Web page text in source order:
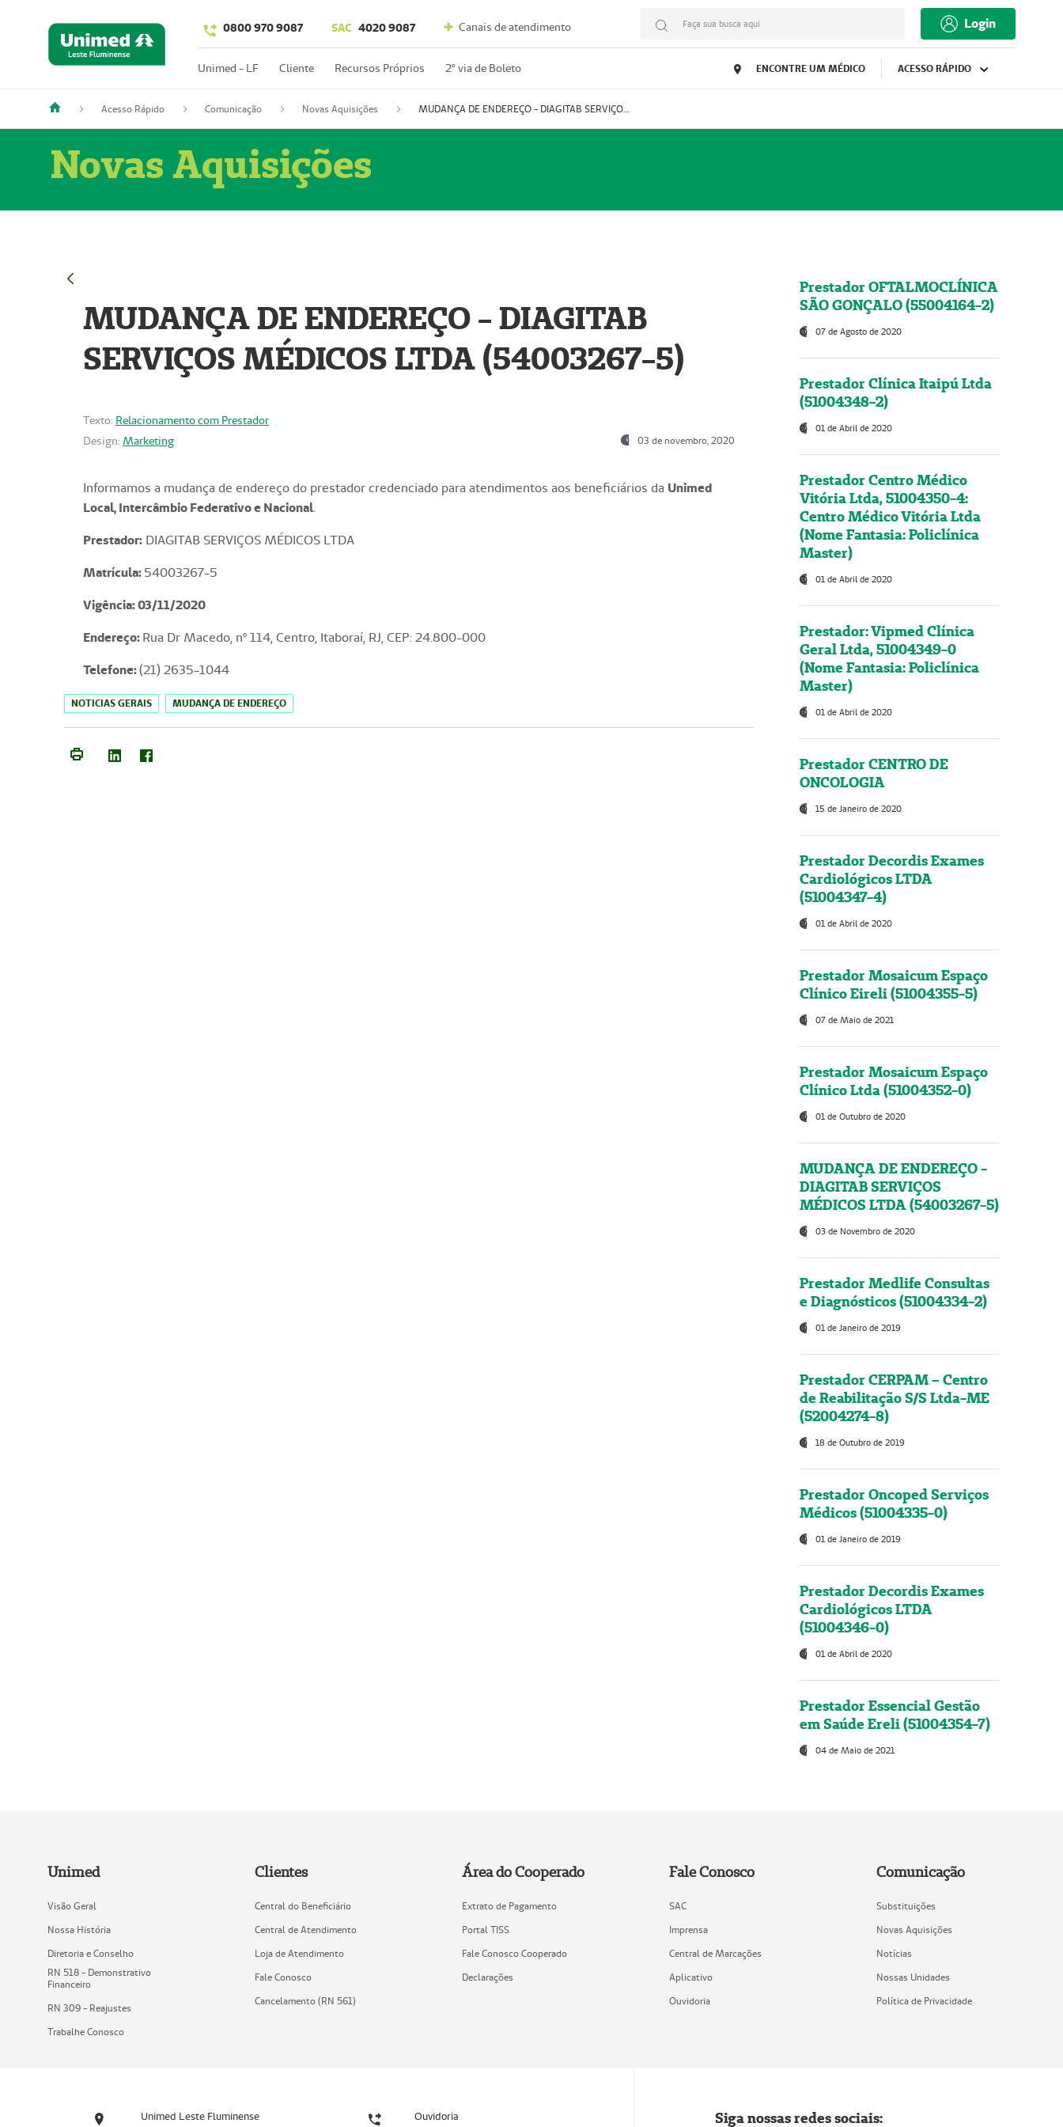
0800 970 9087 SAC 4020 9087 Canais de atendimento Faça sua busca aqui Login
Unimed - LF Cliente Recursos Próprios 2º via de Boleto ENCONTRE UM MÉDICO ACESSO RÁPIDO
Acesso Rápido Comunicação Novas Aquisições MUDANÇA DE ENDEREÇO - DIAGITAB SERVIÇOS MÉDICOS LTDA (54003267-5)
Novas Aquisições
MUDANÇA DE ENDEREÇO - DIAGITAB
SERVIÇOS MÉDICOS LTDA (54003267-5)
Texto: Relacionamento com Prestador
Design: Marketing 03 de novembro, 2020
Informamos a mudança de endereço do prestador credenciado para atendimentos aos beneficiários da Unimed
Local, Intercâmbio Federativo e Nacional.
Prestador: DIAGITAB SERVIÇOS MÉDICOS LTDA
Matrícula:54003267-5
Vigência: 03/11/2020
Endereço:Rua Dr Macedo, nº 114, Centro, Itaboraí, RJ, CEP: 24.800-000
Telefone:(21) 2635-1044
NOTICIAS GERAIS MUDANÇA DE ENDEREÇO
Prestador OFTALMOCLÍNICA
SÃO GONÇALO (55004164-2)
07 de Agosto de 2020
Prestador Clínica Itaipú Ltda
(51004348-2)
01 de Abril de 2020
Prestador Centro Médico
Vitória Ltda, 51004350-4:
Centro Médico Vitória Ltda
(Nome Fantasia: Policlínica
Master)
01 de Abril de 2020
Prestador: Vipmed Clínica
Geral Ltda, 51004349-0
(Nome Fantasia: Policlínica
Master)
01 de Abril de 2020
Prestador CENTRO DE
ONCOLOGIA
15 de Janeiro de 2020
Prestador Decordis Exames
Cardiológicos LTDA
(51004347-4)
01 de Abril de 2020
Prestador Mosaicum Espaço
Clínico Eireli (51004355-5)
07 de Maio de 2021
Prestador Mosaicum Espaço
Clínico Ltda (51004352-0)
01 de Outubro de 2020
MUDANÇA DE ENDEREÇO -
DIAGITAB SERVIÇOS
MÉDICOS LTDA (54003267-5)
03 de Novembro de 2020
Prestador Medlife Consultas
e Diagnósticos (51004334-2)
01 de Janeiro de 2019
Prestador CERPAM – Centro
de Reabilitação S/S Ltda-ME
(52004274-8)
18 de Outubro de 2019
Prestador Oncoped Serviços
Médicos (51004335-0)
01 de Janeiro de 2019
Prestador Decordis Exames
Cardiológicos LTDA
(51004346-0)
01 de Abril de 2020
Prestador Essencial Gestão
em Saúde Ereli (51004354-7)
04 de Maio de 2021
Unimed
Visão Geral
Nossa História
Diretoria e Conselho
RN 518 - Demonstrativo
Financeiro
RN 309 - Reajustes
Trabalhe Conosco
Clientes
Central do Beneficiário
Central de Atendimento
Loja de Atendimento
Fale Conosco
Cancelamento (RN 561)
Área do Cooperado
Extrato de Pagamento
Portal TISS
Fale Conosco Cooperado
Declarações
Fale Conosco
SAC
Imprensa
Central de Marcações
Aplicativo
Ouvidoria
Comunicação
Substituições
Novas Aquisições
Notícias
Nossas Unidades
Política de Privacidade
Unimed Leste Fluminense Ouvidoria Siga nossas redes sociais: